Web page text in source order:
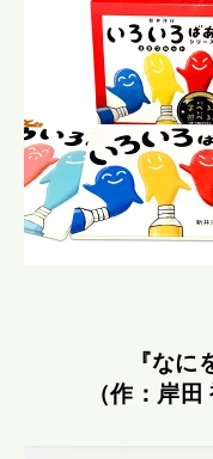
『なに
（作：岸